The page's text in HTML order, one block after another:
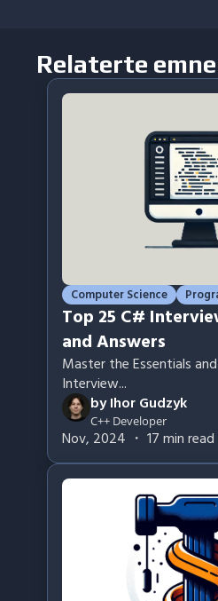
Relaterte
Computer Science
Top 25 C#
and Answers
Master the Essentials
Interview...
byIhor Gudzyk
C++ Developer
Nov, 2024 ・ 17min read